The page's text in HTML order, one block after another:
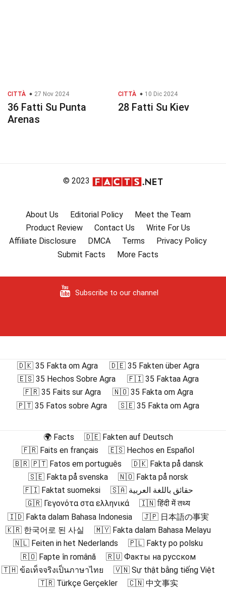
CITTÀ 27 Nov 2024
36 Fatti Su Punta
Arenas
CITTÀ 10 Dic 2024
28 Fatti Su Kiev
© 2023
About Us Editorial Policy
Meet the Team
Product Review
Contact Us
Write For Us
Affiliate Disclosure
DMCA Terms
Privacy Policy
Submit Facts
More Facts
Subscribe to our channel
🇩🇰 35 Fakta om Agra
🇩🇪 35 Fakten über Agra
🇪🇸 35 Hechos Sobre Agra
🇫🇮 35 Faktaa Agra
🇫🇷 35 Faits sur Agra
🇳🇴 35 Fakta om Agra
🇵🇹 35 Fatos sobre Agra
🇸🇪 35 Fakta om Agra
🌍 Facts
🇩🇪 Fakten auf Deutsch
🇫🇷 Faits en français
🇪🇸 Hechos en Español
🇧🇷 🇵🇹 Fatos em português
🇩🇰 Fakta på dansk
🇸🇪 Fakta på svenska
🇳🇴 Fakta på norsk
🇫🇮 Faktat suomeksi
🇸🇦 حقائق باللغة العربية
🇬🇷 Γεγονότα στα ελληνικά
🇮🇳 हिंदी में तथ्य
🇮🇩 Fakta dalam Bahasa Indonesia
🇯🇵 日本語の事実
🇰🇷 한국어로 된 사실
🇲🇾 Fakta dalam Bahasa Melayu
🇳🇱 Feiten in het Nederlands
🇵🇱 Fakty po polsku
🇷🇴 Fapte în română
🇷🇺 Факты на русском
🇹🇭 ข้อเท็จจริงเป็นภาษาไทย
🇻🇳 Sự thật bằng tiếng Việt
🇹🇷 Türkçe Gerçekler
🇨🇳 中文事实